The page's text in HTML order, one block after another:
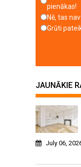
pienākas!
Nē, tas
Grūti
JAUNĀKIE
July 06,